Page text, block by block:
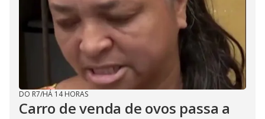
DO R7/HÁ 14 HORAS
Carro de venda de ovos passa a